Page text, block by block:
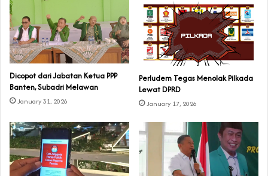
Dicopot dari Jabatan Ketua PPP
Banten, Subadri Melawan
January 31, 2026
Perludem Tegas Menolak Pilkada
Lewat DPRD
January 17, 2026